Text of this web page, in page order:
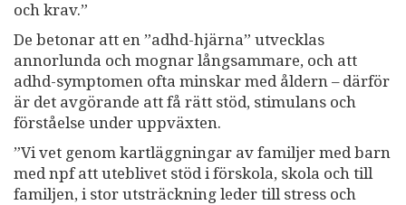
och krav.”
De betonar att en ”adhd-hjärna” utvecklas
annorlunda och mognar långsammare, och att
adhd-symptomen ofta minskar med åldern – därför
är det avgörande att få rätt stöd, stimulans och
förståelse under uppväxten.
”Vi vet genom kartläggningar av familjer med barn
med npf att uteblivet stöd i förskola, skola och till
familjen, i stor utsträckning leder till stress och